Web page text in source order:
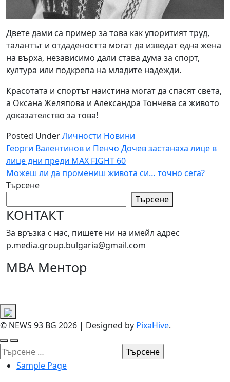
Двете дами са пример за това как упоритият труд,
талантът и отдадеността могат да изведат една жена
на върха, независимо дали става дума за спорт,
култура или подкрепа на младите надежди.
Красотата и спортът наистина могат да спасят света,
а Оксана Желяпова и Александра Тончева са живото
доказателство за това!
Posted UnderЛичности Новини
Навигация
Георги Валентинов и Пенчо Дочев застанаха лице в
лице дни преди MAX FIGHT 60
Можеш ли да промениш живота си… точно сега?
Търсене
Търсене
КОНТАКТ
За връзка с нас, пишете ни на имейл адрес
p.media.group.bulgaria@gmail.com
МВА Ментор
© NEWS 93 BG 2026 | Designed by PixaHive.
Търсене
за: Sample Page